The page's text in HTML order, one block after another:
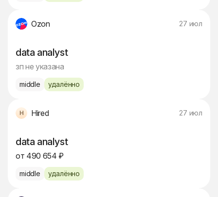
Ozon 27 июл
data analyst
зп не указана
middle удалённо
Hired 27 июл
data analyst
от 490 654 ₽
middle удалённо